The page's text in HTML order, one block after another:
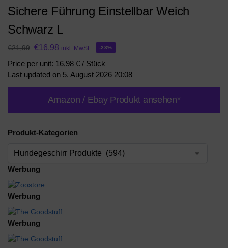
Sichere Führung Einstellbar Weich
Schwarz L
€21,99 €16,98 inkl. MwSt. -23%
Price per unit: 16,98 € / Stück
Last updated on 5. August 2026 20:08
Amazon / Ebay Produkt ansehen*
Produkt-Kategorien
Werbung
Werbung
Werbung